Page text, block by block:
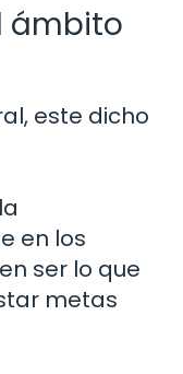
ámbito
este dicho
en los
ser lo que
metas